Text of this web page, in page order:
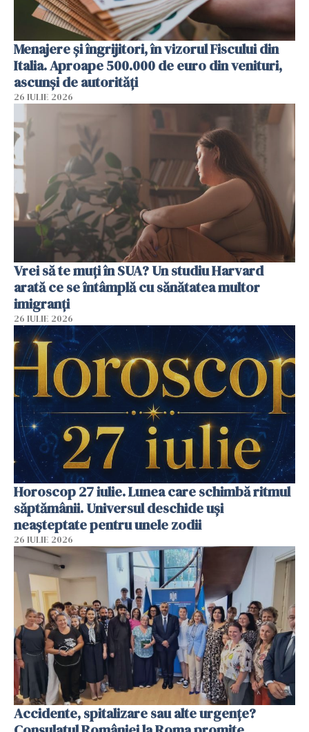
Menajere și îngrijitori, în vizorul Fiscului din
Italia. Aproape 500.000 de euro din venituri,
ascunși de autorități
26 IULIE 2026
Vrei să te muți în SUA? Un studiu Harvard
arată ce se întâmplă cu sănătatea multor
imigranți
26 IULIE 2026
Horoscop 27 iulie. Lunea care schimbă ritmul
săptămânii. Universul deschide uși
neașteptate pentru unele zodii
26 IULIE 2026
Accidente, spitalizare sau alte urgențe?